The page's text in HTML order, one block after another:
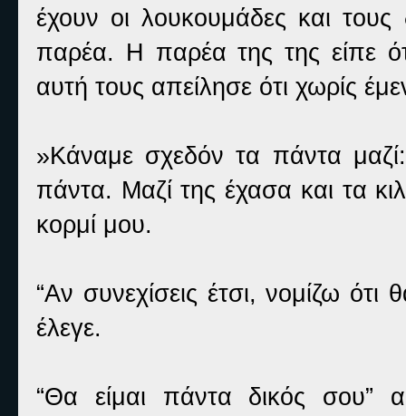
έχουν οι λουκουμάδες και
παρέα. Η παρέα της της είπε
αυτή τους απείλησε ότι χωρίς
»Κάναμε σχεδόν τα πάντα
πάντα. Μαζί της έχασα και τα
κορμί μου.
“Αν συνεχίσεις έτσι, νομίζω
έλεγε.
“Θα είμαι πάντα δικός